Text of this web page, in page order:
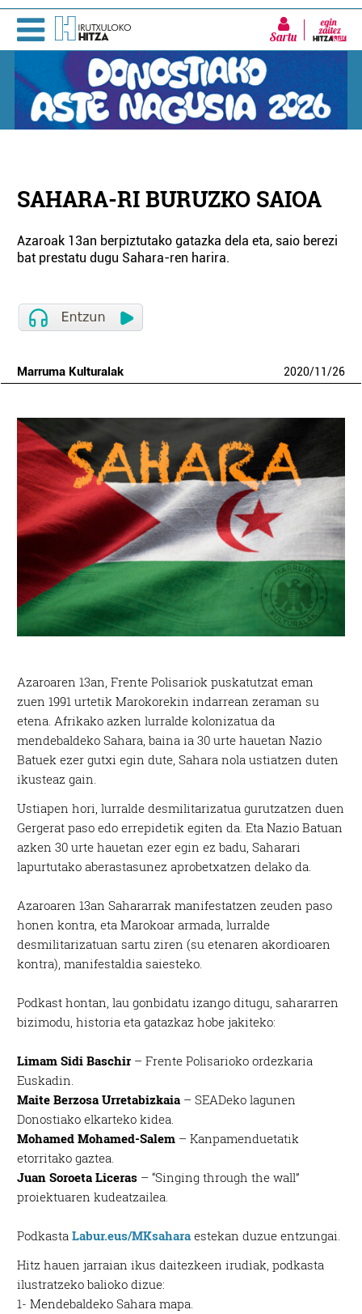
Sartu
SAHARA-RI BURUZKO SAIOA
Azaroak 13an berpiztutako gatazka dela eta, saio berezi
bat prestatu dugu Sahara-ren harira.
Marruma Kulturalak 2020/11/26
Azaroaren 13an, Frente Polisariok puskatutzat eman
zuen 1991 urtetik Marokorekin indarrean zeraman su
etena. Afrikako azken lurralde kolonizatua da
mendebaldeko Sahara, baina ia 30 urte hauetan Nazio
Batuek ezer gutxi egin dute, Sahara nola ustiatzen duten
ikusteaz gain.
Ustiapen hori, lurralde desmilitarizatua gurutzatzen duen
Gergerat paso edo errepidetik egiten da. Eta Nazio Batuan
azken 30 urte hauetan ezer egin ez badu, Saharari
lapurtutako aberastasunez aprobetxatzen delako da.
Azaroaren 13an Sahararrak manifestatzen zeuden paso
honen kontra, eta Marokoar armada, lurralde
desmilitarizatuan sartu ziren (su etenaren akordioaren
kontra), manifestaldia saiesteko.
Podkast hontan, lau gonbidatu izango ditugu, sahararren
bizimodu, historia eta gatazkaz hobe jakiteko:
Limam Sidi Baschir – Frente Polisarioko ordezkaria
Euskadin.
Maite Berzosa Urretabizkaia – SEADeko lagunen
Donostiako elkarteko kidea.
Mohamed Mohamed-Salem – Kanpamenduetatik
etorritako gaztea.
Juan Soroeta Liceras – “Singing through the wall”
proiektuaren kudeatzailea.
PodkastaLabur.eus/MKsahara estekan duzue entzungai.
Hitz hauen jarraian ikus daitezkeen irudiak, podkasta
ilustratzeko balioko dizue:
1- Mendebaldeko Sahara mapa.